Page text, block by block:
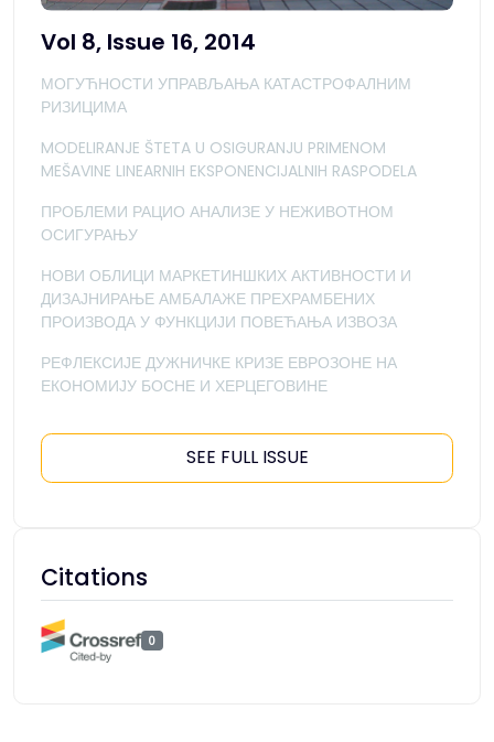
Vol 8, Issue 16, 2014
МОГУЋНОСТИ УПРАВЉАЊА КАТАСТРОФАЛНИМ
РИЗИЦИМА
MODELIRANJE ŠTETA U OSIGURANJU PRIMENOM
MEŠAVINE LINEARNIH EKSPONENCIJALNIH RASPODELA
ПРОБЛЕМИ РАЦИО АНАЛИЗЕ У НЕЖИВОТНОМ
ОСИГУРАЊУ
НОВИ ОБЛИЦИ МАРКЕТИНШКИХ АКТИВНОСТИ И
ДИЗАЈНИРАЊЕ АМБАЛАЖЕ ПРЕХРАМБЕНИХ
ПРОИЗВОДА У ФУНКЦИЈИ ПОВЕЋАЊА ИЗВОЗА
РЕФЛЕКСИЈЕ ДУЖНИЧКЕ КРИЗЕ ЕВРОЗОНЕ НА
ЕКОНОМИЈУ БОСНЕ И ХЕРЦЕГОВИНЕ
SEE FULL ISSUE
Citations
0